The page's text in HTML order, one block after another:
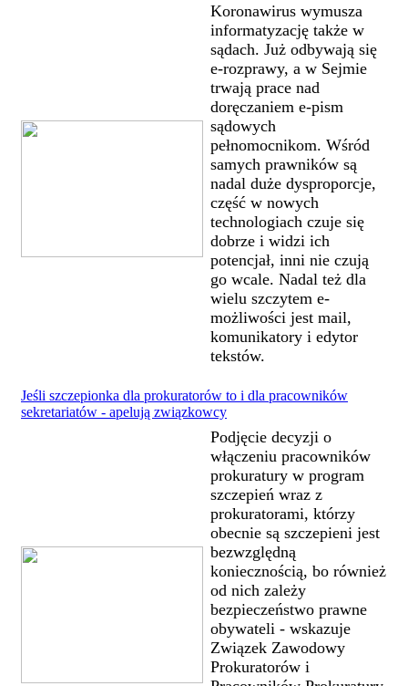
Koronawirus wymusza
informatyzację także w
sądach. Już odbywają się
e-rozprawy, a w Sejmie
trwają prace nad
doręczaniem e-pism
sądowych
pełnomocnikom. Wśród
samych prawników są
nadal duże dysproporcje,
część w nowych
technologiach czuje się
dobrze i widzi ich
potencjał, inni nie czują
go wcale. Nadal też dla
wielu szczytem e-
możliwości jest mail,
komunikatory i edytor
tekstów.
Jeśli szczepionka dla prokuratorów to i dla pracowników
sekretariatów - apelują związkowcy
Podjęcie decyzji o
włączeniu pracowników
prokuratury w program
szczepień wraz z
prokuratorami, którzy
obecnie są szczepieni jest
bezwzględną
koniecznością, bo również
od nich zależy
bezpieczeństwo prawne
obywateli - wskazuje
Związek Zawodowy
Prokuratorów i